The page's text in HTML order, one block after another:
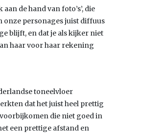
de hand van foto’s’, die
onze personages juist diffuus
blijft, en dat je als kijker niet
haar voor haar rekening
toneelvloer
dat het juist heel prettig
die niet goed in
een prettige afstand en